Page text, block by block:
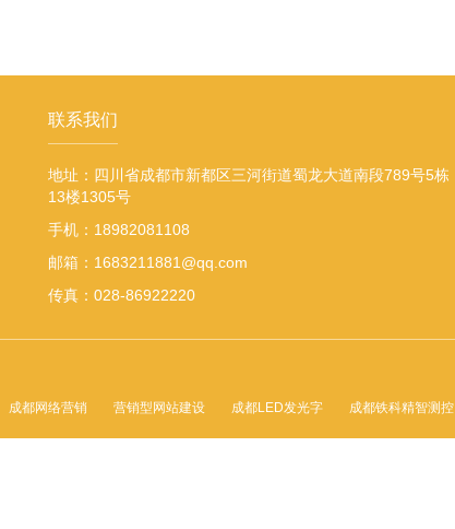
联系我们
地址：四川省成都市新都区三河街道蜀龙大道南段789号5栋
13楼1305号
手机：18982081108
邮箱：1683211881@qq.com
传真：028-86922220
成都网络营销 营销型网站建设 成都LED发光字 成都铁科精智测控